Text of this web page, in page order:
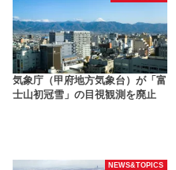
気象庁（甲府地方気象台）が「富
士山初冠雪」の目視観測を廃止
NEWS&TOPICS